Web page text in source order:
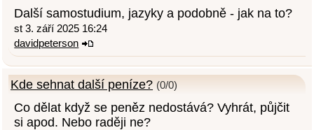
Další samostudium, jazyky a podobně - jak na to?
st 3. září 2025 16:24
davidpeterson
Kde sehnat další peníze? (0/0)
Co dělat když se peněz nedostává? Vyhrát, půjčit
si apod. Nebo raději ne?